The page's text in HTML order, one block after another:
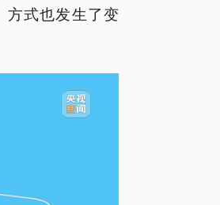
方式也发生了变